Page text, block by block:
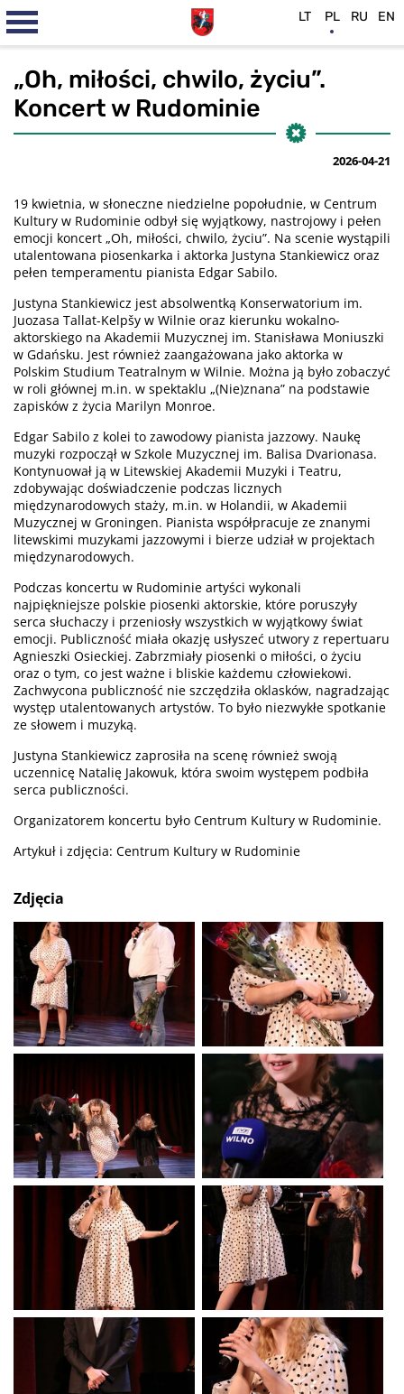
„Oh, miłości, chwilo, życiu”.
Koncert w Rudominie
2026-04-21
19 kwietnia, w słoneczne niedzielne popołudnie, w Centrum
Kultury w Rudominie odbył się wyjątkowy, nastrojowy i pełen
emocji koncert „Oh, miłości, chwilo, życiu”. Na scenie wystąpili
utalentowana piosenkarka i aktorka Justyna Stankiewicz oraz
pełen temperamentu pianista Edgar Sabilo.
Justyna Stankiewicz jest absolwentką Konserwatorium im.
Juozasa Tallat-Kelpšy w Wilnie oraz kierunku wokalno-
aktorskiego na Akademii Muzycznej im. Stanisława Moniuszki
w Gdańsku. Jest również zaangażowana jako aktorka w
Polskim Studium Teatralnym w Wilnie. Można ją było zobaczyć
w roli głównej m.in. w spektaklu „(Nie)znana” na podstawie
zapisków z życia Marilyn Monroe.
Edgar Sabilo z kolei to zawodowy pianista jazzowy. Naukę
muzyki rozpoczął w Szkole Muzycznej im. Balisa Dvarionasa.
Kontynuował ją w Litewskiej Akademii Muzyki i Teatru,
zdobywając doświadczenie podczas licznych
międzynarodowych staży, m.in. w Holandii, w Akademii
Muzycznej w Groningen. Pianista współpracuje ze znanymi
litewskimi muzykami jazzowymi i bierze udział w projektach
międzynarodowych.
Podczas koncertu w Rudominie artyści wykonali
najpiękniejsze polskie piosenki aktorskie, które poruszyły
serca słuchaczy i przeniosły wszystkich w wyjątkowy świat
emocji. Publiczność miała okazję usłyszeć utwory z repertuaru
Agnieszki Osieckiej. Zabrzmiały piosenki o miłości, o życiu
oraz o tym, co jest ważne i bliskie każdemu człowiekowi.
Zachwycona publiczność nie szczędziła oklasków, nagradzając
występ utalentowanych artystów. To było niezwykłe spotkanie
ze słowem i muzyką.
Justyna Stankiewicz zaprosiła na scenę również swoją
uczennicę Natalię Jakowuk, która swoim występem podbiła
serca publiczności.
Organizatorem koncertu było Centrum Kultury w Rudominie.
Artykuł i zdjęcia: Centrum Kultury w Rudominie
Zdjęcia
LT PL RU EN